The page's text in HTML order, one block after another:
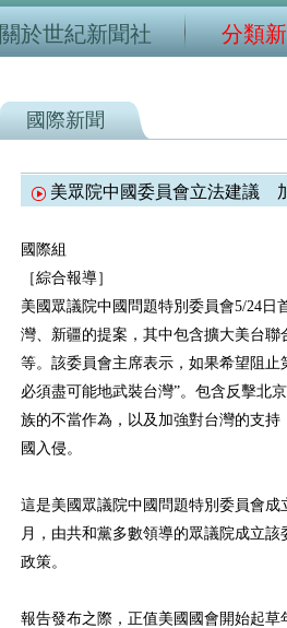
關於世紀新聞社 分類
國際新聞
美眾院中國委員會立法建議
國際組
［綜合報導］
美國眾議院中國問題特別委員會5/24日
灣、新疆的提案，其中包含擴大美台
等。該委員會主席表示，如果希望阻止
必須盡可能地武裝台灣”。包含反擊北
族的不當作為，以及加強對台灣的支
國入侵。
這是美國眾議院中國問題特別委員會成
月，由共和黨多數領導的眾議院成立
政策。
報告發布之際，正值美國國會開始起草